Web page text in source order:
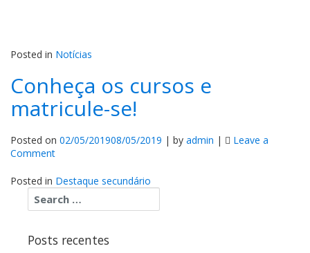
Posted in Notícias
Conheça os cursos e
matricule-se!
Posted on 02/05/201908/05/2019 | by admin |
Leave a
Commenton
os
cursos
e
Posted in Destaque secundário
Posts recentes